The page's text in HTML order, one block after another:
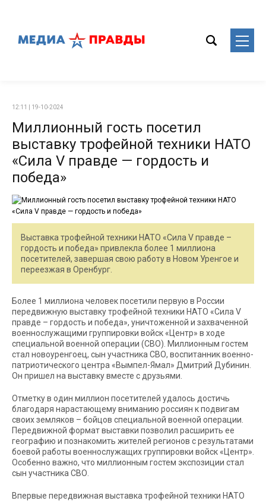
12:11 | 19-10-2024
Миллионный гость посетил
выставку трофейной техники НАТО
«Сила V правде — гордость и
победа»
Выставка трофейной техники НАТО «Сила V правде –
гордость и победа» привлекла более 1 миллиона
посетителей, завершая свою работу в Новом Уренгое и
переезжая в Оренбург.
Более 1 миллиона человек посетили первую в России
передвижную выставку трофейной техники НАТО «Сила V
правде – гордость и победа», уничтоженной и захваченной
военнослужащими группировки войск «Центр» в ходе
специальной военной операции (СВО). Миллионным гостем
стал новоуренгоец, сын участника СВО, воспитанник военно-
патриотического центра «Вымпел-Ямал» Дмитрий Дубинин.
Он пришел на выставку вместе с друзьями.
Отметку в один миллион посетителей удалось достичь
благодаря нарастающему вниманию россиян к подвигам
своих земляков – бойцов специальной военной операции.
Передвижной формат выставки позволил расширить ее
географию и познакомить жителей регионов с результатами
боевой работы военнослужащих группировки войск «Центр».
Особенно важно, что миллионным гостем экспозиции стал
сын участника СВО.
Впервые передвижная выставка трофейной техники НАТО